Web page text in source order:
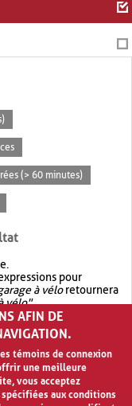
(> 60 minutes)
pour
à véloretournera
vélo".
OR.garage OR vélo
garage à vélo
AFIN DE
témoins de connexion
une meilleure
vous acceptez
aux conditions